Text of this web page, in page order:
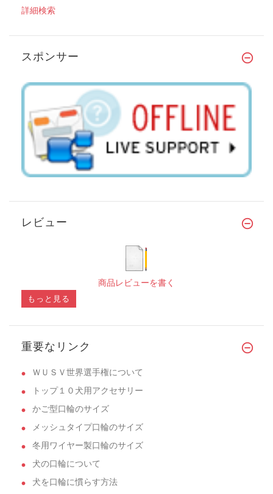
詳細検索
スポンサー
レビュー
商品レビューを書く
もっと見る
重要なリンク
ＷＵＳＶ世界選手権について
トップ１０犬用アクセサリー
かご型口輪のサイズ
メッシュタイプ口輪のサイズ
冬用ワイヤー製口輪のサイズ
犬の口輪について
犬を口輪に慣らす方法